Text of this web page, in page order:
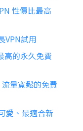
性價比最高
VPN試用
的永久免費
量寬鬆的免費
愛、最適合新